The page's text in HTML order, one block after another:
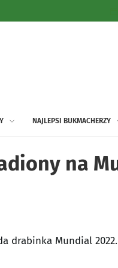
NAJLEPSI BUKMACHERZY
na
drabinka Mundial